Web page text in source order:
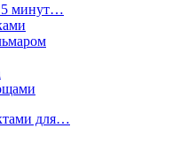
5 минут…
для…